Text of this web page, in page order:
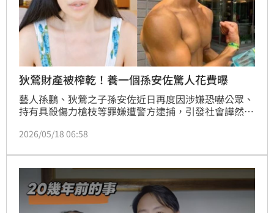
狄鶯財產被榨乾！養一個孫安佐驚人花費曝
藝人孫鵬、狄鶯之子孫安佐近日再度因涉嫌恐嚇公眾、
持有具殺傷力槍枝等罪嫌遭警方逮捕，引發社會譁然。
兒子是熱衷軍武研究的「天才」，甚至公開向外界喊話
烈討論，名嘴許聖梅便率先在節目中揭露，這個「天
才」背後其實藏著常人難以想像的驚人養成代價。
2026/05/18 06:58